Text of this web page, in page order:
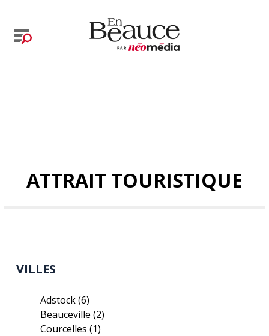
ATTRAIT TOURISTIQUE
VILLES
Adstock(6)
Beauceville(2)
Courcelles(1)